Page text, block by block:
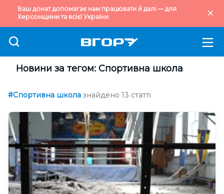
Ваш донат допомагає нам працювати й далі — для
Херсонщини та всієї України.
Новини за тегом: Спортивна школа
#Спортивна школа знайдено 13 статті